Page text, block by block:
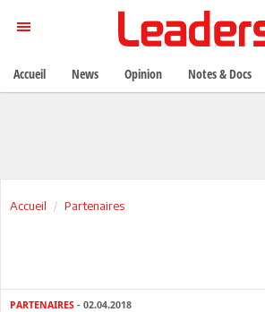
Accueil Partenaires
PARTENAIRES - 02.04.2018
Accueil News Opinion Notes & Docs